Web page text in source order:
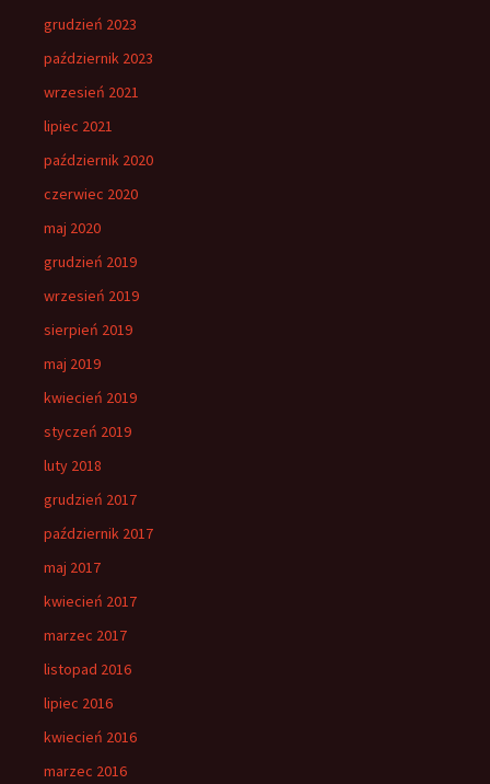
grudzień 2023
październik 2023
wrzesień 2021
lipiec 2021
październik 2020
czerwiec 2020
maj 2020
grudzień 2019
wrzesień 2019
sierpień 2019
maj 2019
kwiecień 2019
styczeń 2019
luty 2018
grudzień 2017
październik 2017
maj 2017
kwiecień 2017
marzec 2017
listopad 2016
lipiec 2016
kwiecień 2016
marzec 2016